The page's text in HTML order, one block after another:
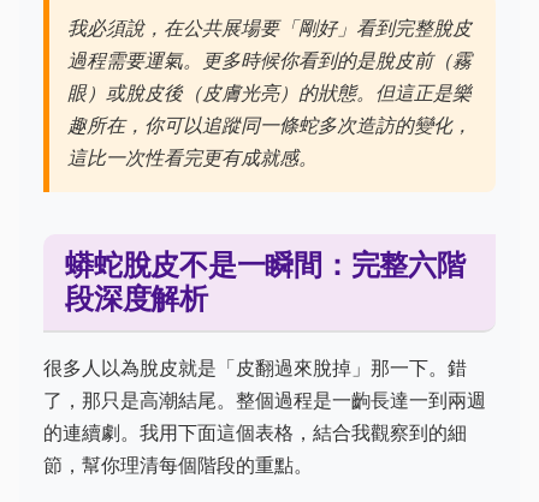
我必須說，在公共展場要「剛好」看到完整脫皮
過程需要運氣。更多時候你看到的是脫皮前（霧
眼）或脫皮後（皮膚光亮）的狀態。但這正是樂
趣所在，你可以追蹤同一條蛇多次造訪的變化，
這比一次性看完更有成就感。
蟒蛇脫皮不是一瞬間：完整六階
段深度解析
很多人以為脫皮就是「皮翻過來脫掉」那一下。錯
了，那只是高潮結尾。整個過程是一齣長達一到兩週
的連續劇。我用下面這個表格，結合我觀察到的細
節，幫你理清每個階段的重點。